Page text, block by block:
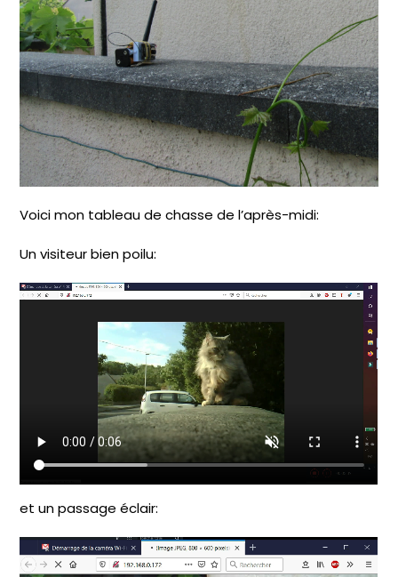
Voici mon tableau de chasse de l’après-midi:
Un visiteur bien poilu:
et un passage éclair: